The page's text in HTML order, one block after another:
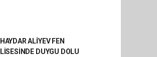
HAYDAR ALİYEV FEN
LİSESİNDE DUYGU DOLU